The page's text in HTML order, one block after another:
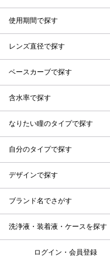
使用期間で探す
レンズ直径で探す
ベースカーブで探す
含水率で探す
なりたい瞳のタイプで探す
自分のタイプで探す
デザインで探す
ブランド名でさがす
洗浄液・装着液・ケースを探す
ログイン・会員登録